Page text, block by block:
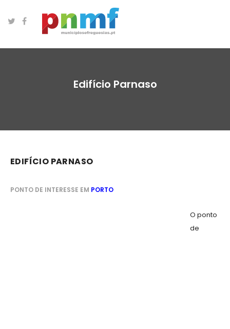
Edifício Parnaso
EDIFÍCIO PARNASO
PONTO DE INTERESSE EM PORTO
O ponto
de